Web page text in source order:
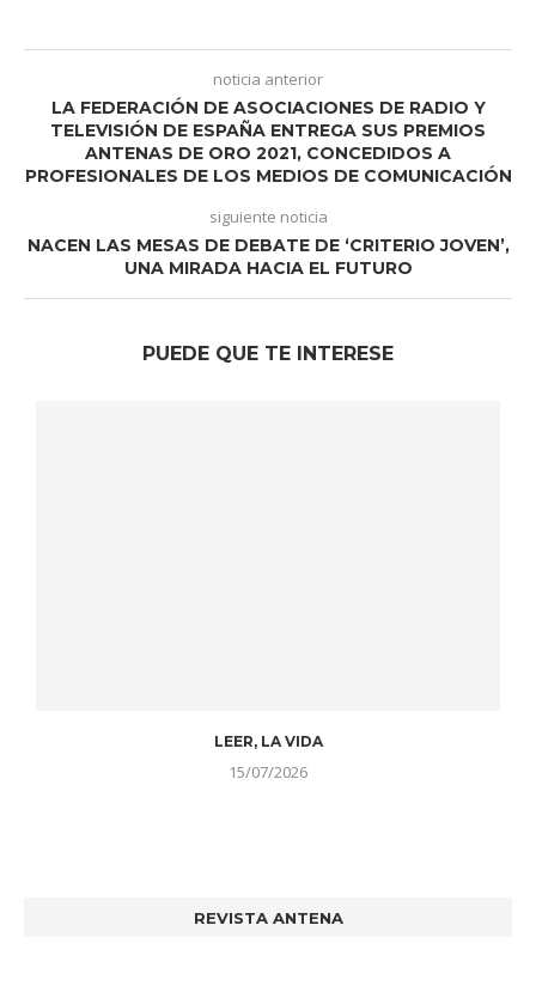
noticia anterior
LA FEDERACIÓN DE ASOCIACIONES DE RADIO Y
TELEVISIÓN DE ESPAÑA ENTREGA SUS PREMIOS
ANTENAS DE ORO 2021, CONCEDIDOS A
PROFESIONALES DE LOS MEDIOS DE COMUNICACIÓN
siguiente noticia
NACEN LAS MESAS DE DEBATE DE ‘CRITERIO JOVEN’,
UNA MIRADA HACIA EL FUTURO
PUEDE QUE TE INTERESE
LEER, LA VIDA
15/07/2026
REVISTA ANTENA